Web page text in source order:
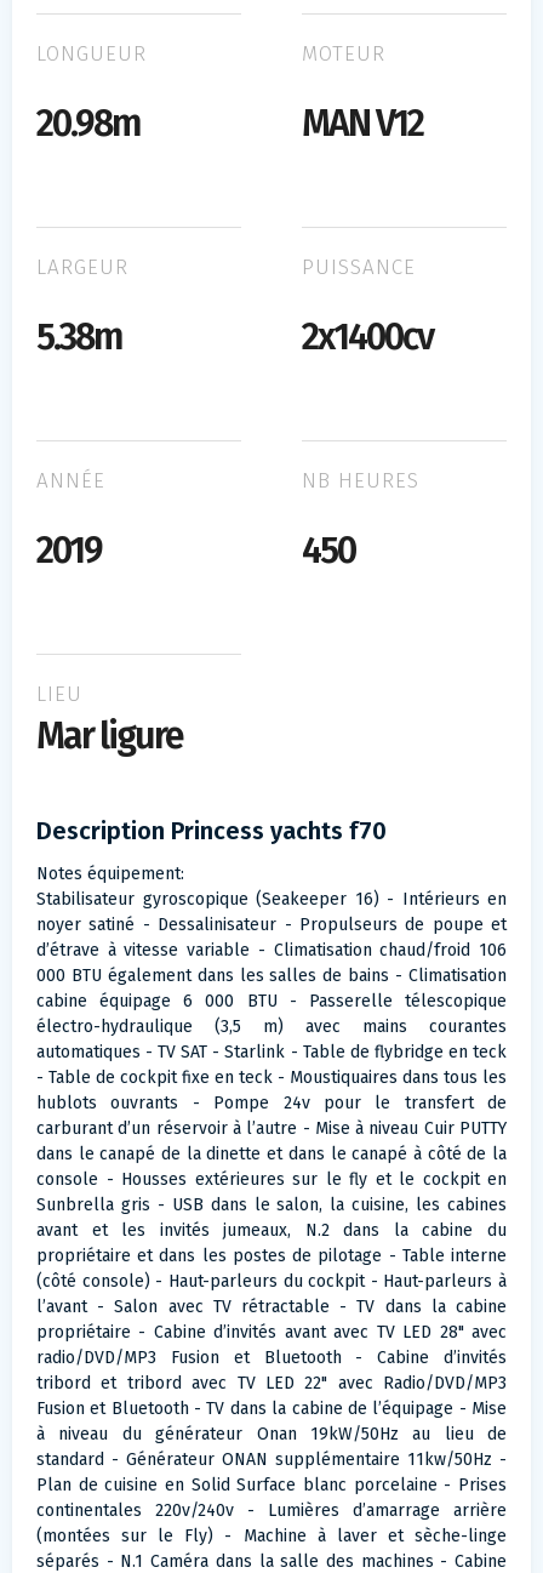
LONGUEUR
20.98m
MOTEUR
MAN V12
LARGEUR
5.38m
PUISSANCE
2x1400cv
ANNÉE
2019
NB HEURES
450
LIEU
Mar ligure
Description Princess yachts f70
Notes équipement:
Stabilisateur gyroscopique (Seakeeper 16) - Intérieurs en
noyer satiné - Dessalinisateur - Propulseurs de poupe et
d’étrave à vitesse variable - Climatisation chaud/froid 106
000 BTU également dans les salles de bains - Climatisation
cabine équipage 6 000 BTU - Passerelle télescopique
électro-hydraulique (3,5 m) avec mains courantes
automatiques - TV SAT - Starlink - Table de flybridge en teck
- Table de cockpit fixe en teck - Moustiquaires dans tous les
hublots ouvrants - Pompe 24v pour le transfert de
carburant d’un réservoir à l’autre - Mise à niveau Cuir PUTTY
dans le canapé de la dinette et dans le canapé à côté de la
console - Housses extérieures sur le fly et le cockpit en
Sunbrella gris - USB dans le salon, la cuisine, les cabines
avant et les invités jumeaux, N.2 dans la cabine du
propriétaire et dans les postes de pilotage - Table interne
(côté console) - Haut-parleurs du cockpit - Haut-parleurs à
l’avant - Salon avec TV rétractable - TV dans la cabine
propriétaire - Cabine d’invités avant avec TV LED 28" avec
radio/DVD/MP3 Fusion et Bluetooth - Cabine d’invités
tribord et tribord avec TV LED 22" avec Radio/DVD/MP3
Fusion et Bluetooth - TV dans la cabine de l’équipage - Mise
à niveau du générateur Onan 19kW/50Hz au lieu de
standard - Générateur ONAN supplémentaire 11kw/50Hz -
Plan de cuisine en Solid Surface blanc porcelaine - Prises
continentales 220v/240v - Lumières d’amarrage arrière
(montées sur le Fly) - Machine à laver et sèche-linge
séparés - N.1 Caméra dans la salle des machines - Cabine